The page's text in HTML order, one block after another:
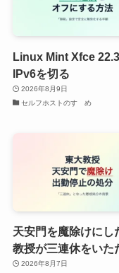
Linux Mint Xfce
IPv6を切る
2026年8月9日
セルフホストのすゝめ
天安門を魔除けにし
教授が三連休をいた
2026年8月7日